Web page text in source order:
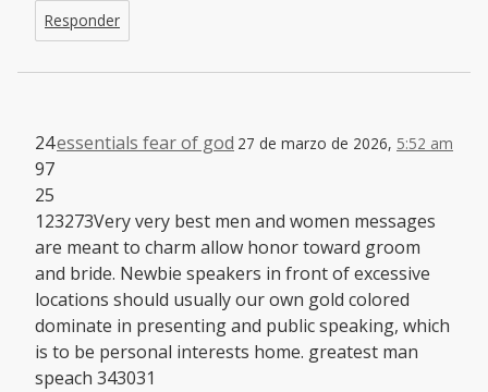
Responder
essentials fear of god 27 de marzo de 2026, 5:52 am
24
97
25
123273Very very best men and women messages
are meant to charm allow honor toward groom
and bride. Newbie speakers in front of excessive
locations should usually our own gold colored
dominate in presenting and public speaking, which
is to be personal interests home. greatest man
speach 343031